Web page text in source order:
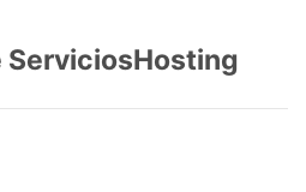
ServiciosHosting